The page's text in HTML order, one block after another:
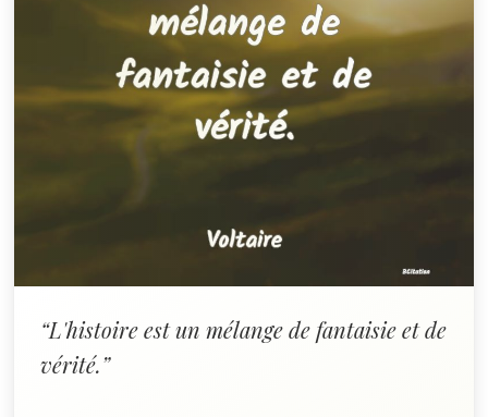
“L'histoire est un mélange de fantaisie et de
vérité.”